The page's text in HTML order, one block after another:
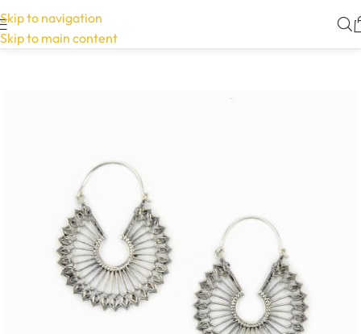
Skip to navigation
Skip to main content